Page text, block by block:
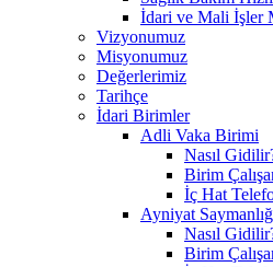
İdari ve Mali İşler
Vizyonumuz
Misyonumuz
Değerlerimiz
Tarihçe
İdari Birimler
Adli Vaka Birimi
Nasıl
Birim
İç Hat
Ayniyat
Nasıl
Birim